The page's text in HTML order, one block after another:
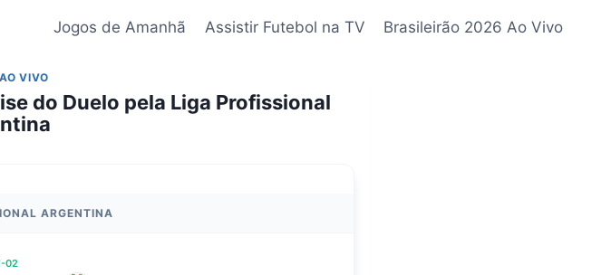
Jogos de Amanhã Assistir Futebol na TV Brasileirão 2026 Ao Vivo
VIVO
do Duelo pela Liga Profissional
ARGENTINA
02